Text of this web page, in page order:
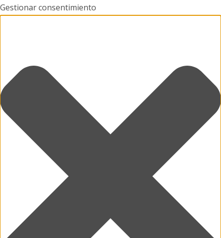
Gestionar consentimiento